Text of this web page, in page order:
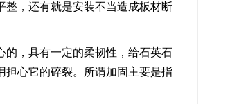
整，还有就是安装不当造成板材断
的，具有一定的柔韧性，给石英石
担心它的碎裂。所谓加固主要是指